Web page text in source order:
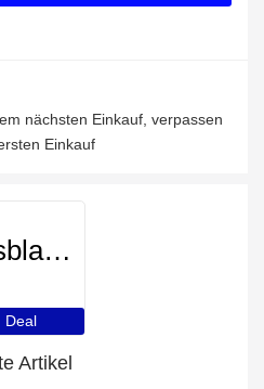
nächsten Einkauf, verpassen
Einkauf
Sosblacksnow
Deal
Artikel